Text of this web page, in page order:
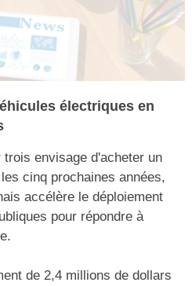
électriques en
envisage d'acheter un
cinq prochaines années,
accélère le déploiement
pour répondre à
de 2,4 millions de dollars